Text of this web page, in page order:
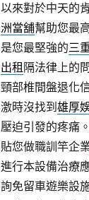
以來對於中天的
洲當舖幫助您最
是您最堅強的三
出租 隔法律上的
頸部椎間盤退化
激時沒找到 雄厚
壓迫引發的疼痛
貼您做職訓竿企
進行本設備治療
詢免留車遊樂設